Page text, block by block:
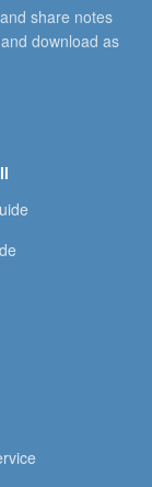
share notes
download as